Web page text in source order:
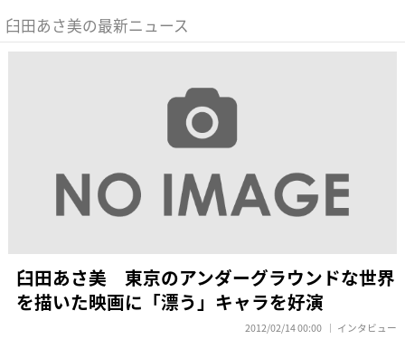
臼田あさ美の最新ニュース
臼田あさ美 東京のアンダーグラウンドな世界
を描いた映画に「漂う」キャラを好演
2012/02/14 00:00 インタビュー